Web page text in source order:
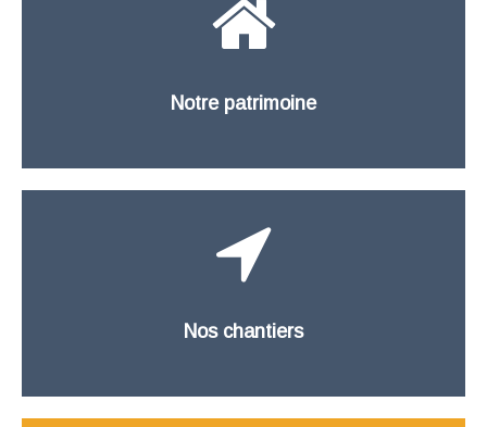
Notre patrimoine
Nos chantiers